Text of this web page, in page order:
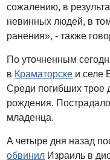
сожалению, в
невинных людей, в
ранения», - также
По уточненным
в Краматорске и селе
Среди погибших трое
рождения.
младенца.
А четыре дня назад
обвинил Израиль в